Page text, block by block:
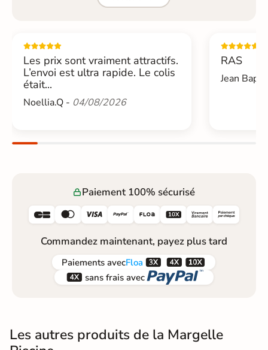
Les prix sont vraiment attractifs.
L’envoi est ultra rapide. Le colis
était...
Noellia.Q - 04/08/2026
RAS
Jean
Paiement 100% sécurisé
     
Commandez maintenant, payez plus tard
Paiements avecFloa  
 sans frais avec 
Les autres produits de la Margelle